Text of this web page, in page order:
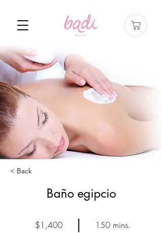
< Back
Baño egipcio
$1,400 150 mins.